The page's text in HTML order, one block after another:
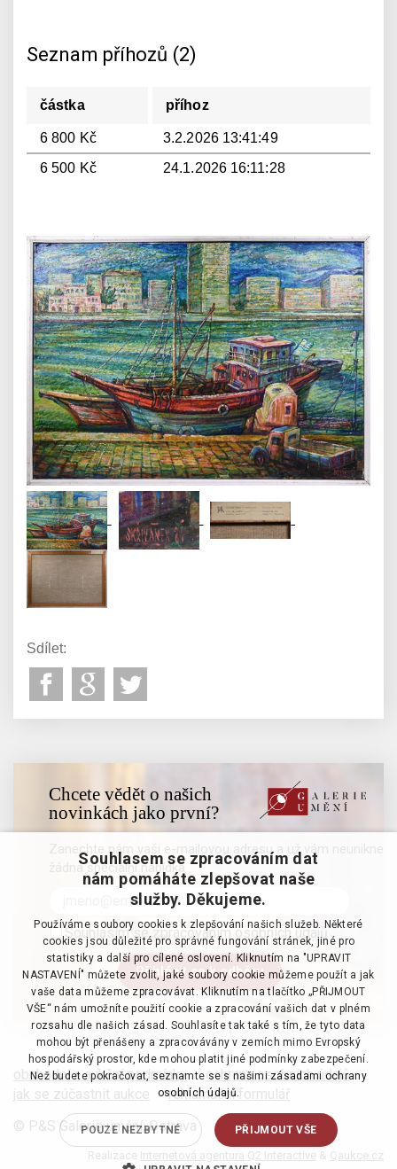
Seznam příhozů (2)
částka příhoz
6 800 Kč
3.2.2026 13:41:49
6 500 Kč
24.1.2026 16:11:28
Sdílet:
Chcete vědět o našich
novinkách jako první?
Zanechte nám vaši e-mailovou adresu a už vám neunikne
žádná speciální nabídka
Souhlasím se zpracováním osobních údajů
obchodní a aukční podmínky · ochrana osobních údajů ·
jak se zúčastnit aukce · reklamační formulář
© P&S Galerie umění, Ostrava
Realizace Internetová agentura Q2 Interactive & Qaukce.cz
Souhlasem se zpracováním dat
nám pomáháte zlepšovat naše
služby. Děkujeme.
Používáme soubory cookies k zlepšování našich služeb. Některé
cookies jsou důležité pro správné fungování stránek, jiné pro
statistiky a další pro cílené oslovení. Kliknutím na "UPRAVIT
NASTAVENÍ" můžete zvolit, jaké soubory cookie můžeme použít a jak
vaše data můžeme zpracovávat. Kliknutím na tlačítko „PŘIJMOUT
VŠE“ nám umožníte použití cookie a zpracování vašich dat v plném
rozsahu dle našich zásad. Souhlasíte tak také s tím, že tyto data
mohou být přenášeny a zpracovávány v zemích mimo Evropský
hospodářský prostor, kde mohou platit jiné podmínky zabezpečení.
Než budete pokračovat, seznamte se s našimizásadami ochrany
osobních údajů.
PŘIJMOUT VŠE
POUZE NEZBYTNÉ